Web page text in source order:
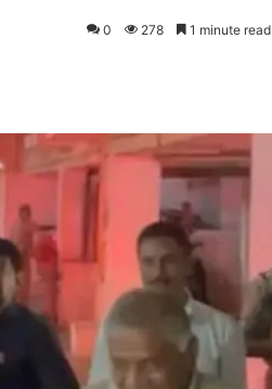
0 278 1 minute read